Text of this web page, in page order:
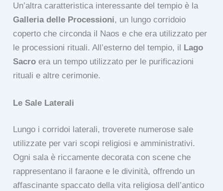
Un’altra caratteristica interessante del tempio è la
Galleria delle Processioni, un lungo corridoio
coperto che circonda il Naos e che era utilizzato per
le processioni rituali. All’esterno del tempio, il Lago
Sacro era un tempo utilizzato per le purificazioni
rituali e altre cerimonie.
Le Sale Laterali
Lungo i corridoi laterali, troverete numerose sale
utilizzate per vari scopi religiosi e amministrativi.
Ogni sala è riccamente decorata con scene che
rappresentano il faraone e le divinità, offrendo un
affascinante spaccato della vita religiosa dell’antico